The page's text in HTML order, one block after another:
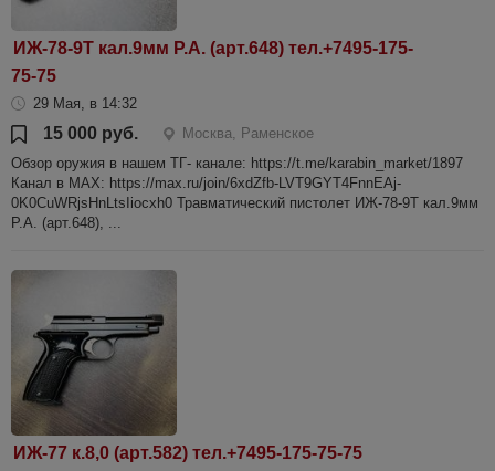
ИЖ-78-9Т кал.9мм Р.А. (арт.648) тел.+7495-175-
75-75
29 Мая, в 14:32
15 000 руб.
Москва, Раменское
Обзор оружия в нашем ТГ- канале: https://t.me/karabin_market/1897
Канал в МАХ: https://max.ru/join/6xdZfb-LVT9GYT4FnnEAj-
0K0CuWRjsHnLtsIiocxh0 Травматический пистолет ИЖ-78-9Т кал.9мм
Р.А. (арт.648), ...
ИЖ-77 к.8,0 (арт.582) тел.+7495-175-75-75